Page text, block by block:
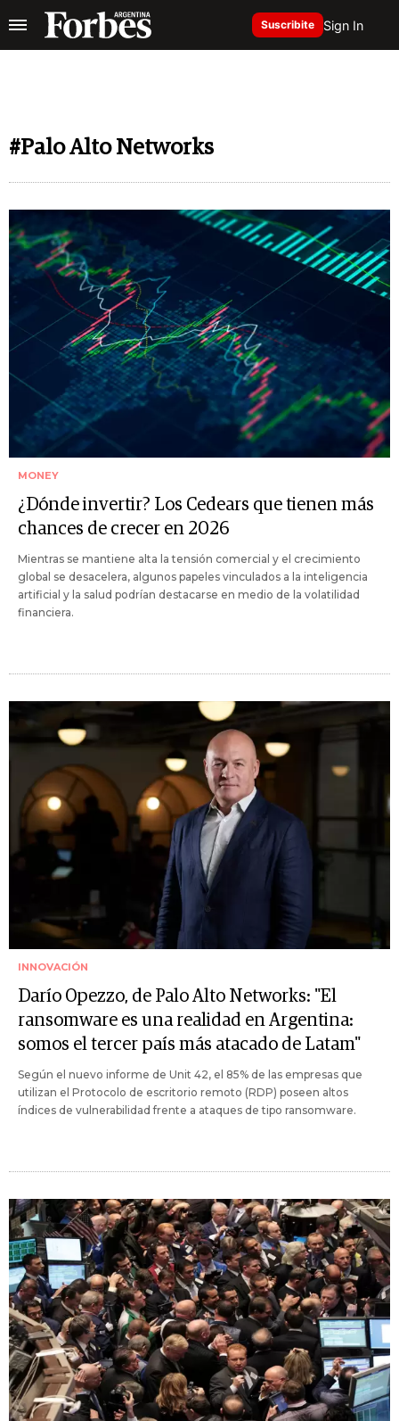
Suscribite Sign In
#Palo Alto Networks
MONEY
¿Dónde invertir? Los Cedears que tienen más
chances de crecer en 2026
Mientras se mantiene alta la tensión comercial y el crecimiento
global se desacelera, algunos papeles vinculados a la inteligencia
artificial y la salud podrían destacarse en medio de la volatilidad
financiera.
INNOVACIÓN
Darío Opezzo, de Palo Alto Networks: "El
ransomware es una realidad en Argentina:
somos el tercer país más atacado de Latam"
Según el nuevo informe de Unit 42, el 85% de las empresas que
utilizan el Protocolo de escritorio remoto (RDP) poseen altos
índices de vulnerabilidad frente a ataques de tipo ransomware.